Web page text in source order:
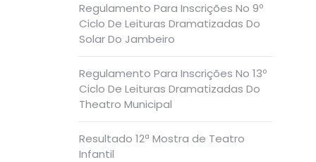
Regulamento Para Inscrições No 9º
Ciclo De Leituras Dramatizadas Do
Solar Do Jambeiro
Regulamento Para Inscrições No 13º
Ciclo De Leituras Dramatizadas Do
Theatro Municipal
Resultado 12ª Mostra de Teatro
Infantil